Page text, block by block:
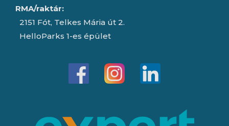
RMA/raktár:
2151 Fót, Telkes Mária út 2.
HelloParks 1-es épület